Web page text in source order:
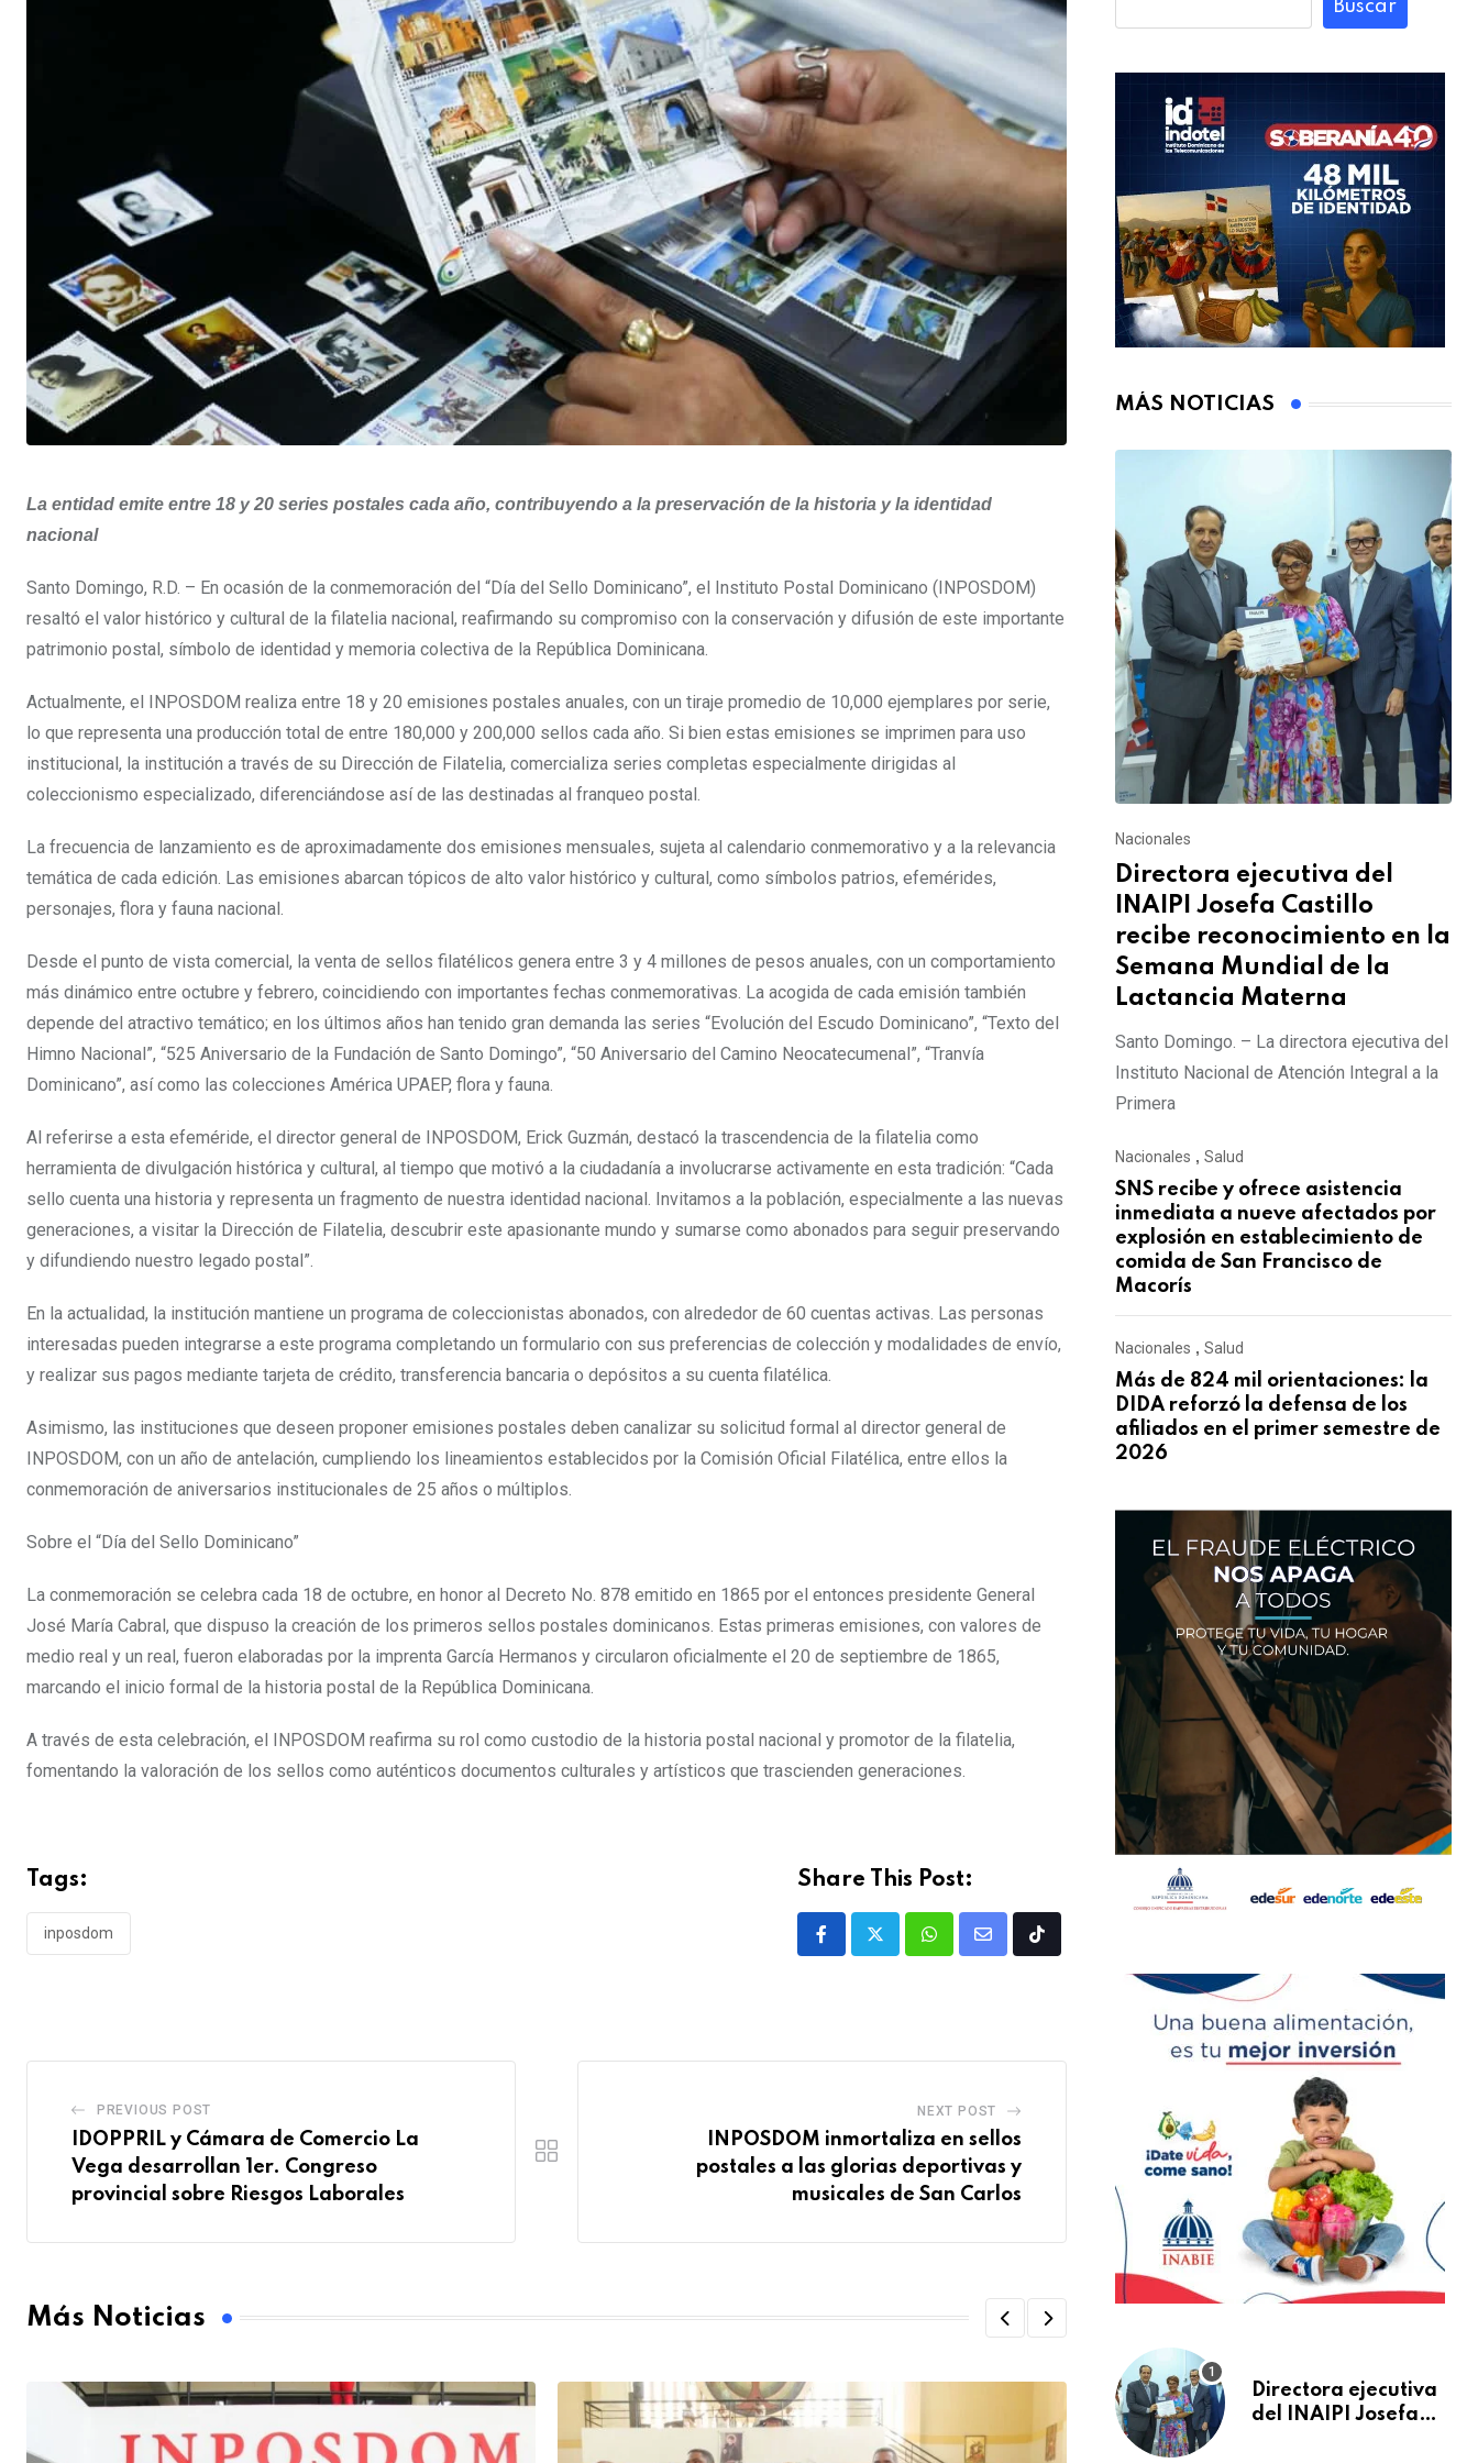
La entidad emite entre 18 y 20 series postales cada año, contribuyendo a la preservación de la historia y la identidad
nacional
Santo Domingo, R.D. – En ocasión de la conmemoración del “Día del Sello Dominicano”, el Instituto Postal Dominicano (INPOSDOM)
resaltó el valor histórico y cultural de la filatelia nacional, reafirmando su compromiso con la conservación y difusión de este importante
patrimonio postal, símbolo de identidad y memoria colectiva de la República Dominicana.
Actualmente, el INPOSDOM realiza entre 18 y 20 emisiones postales anuales, con un tiraje promedio de 10,000 ejemplares por serie,
lo que representa una producción total de entre 180,000 y 200,000 sellos cada año. Si bien estas emisiones se imprimen para uso
institucional, la institución a través de su Dirección de Filatelia, comercializa series completas especialmente dirigidas al
coleccionismo especializado, diferenciándose así de las destinadas al franqueo postal.
La frecuencia de lanzamiento es de aproximadamente dos emisiones mensuales, sujeta al calendario conmemorativo y a la relevancia
temática de cada edición. Las emisiones abarcan tópicos de alto valor histórico y cultural, como símbolos patrios, efemérides,
personajes, flora y fauna nacional.
Desde el punto de vista comercial, la venta de sellos filatélicos genera entre 3 y 4 millones de pesos anuales, con un comportamiento
más dinámico entre octubre y febrero, coincidiendo con importantes fechas conmemorativas. La acogida de cada emisión también
depende del atractivo temático; en los últimos años han tenido gran demanda las series “Evolución del Escudo Dominicano”, “Texto del
Himno Nacional”, “525 Aniversario de la Fundación de Santo Domingo”, “50 Aniversario del Camino Neocatecumenal”, “Tranvía
Dominicano”, así como las colecciones América UPAEP, flora y fauna.
Al referirse a esta efeméride, el director general de INPOSDOM, Erick Guzmán, destacó la trascendencia de la filatelia como
herramienta de divulgación histórica y cultural, al tiempo que motivó a la ciudadanía a involucrarse activamente en esta tradición: “Cada
sello cuenta una historia y representa un fragmento de nuestra identidad nacional. Invitamos a la población, especialmente a las nuevas
generaciones, a visitar la Dirección de Filatelia, descubrir este apasionante mundo y sumarse como abonados para seguir preservando
y difundiendo nuestro legado postal”.
En la actualidad, la institución mantiene un programa de coleccionistas abonados, con alrededor de 60 cuentas activas. Las personas
interesadas pueden integrarse a este programa completando un formulario con sus preferencias de colección y modalidades de envío,
y realizar sus pagos mediante tarjeta de crédito, transferencia bancaria o depósitos a su cuenta filatélica.
Asimismo, las instituciones que deseen proponer emisiones postales deben canalizar su solicitud formal al director general de
INPOSDOM, con un año de antelación, cumpliendo los lineamientos establecidos por la Comisión Oficial Filatélica, entre ellos la
conmemoración de aniversarios institucionales de 25 años o múltiplos.
Sobre el “Día del Sello Dominicano”
La conmemoración se celebra cada 18 de octubre, en honor al Decreto No. 878 emitido en 1865 por el entonces presidente General
José María Cabral, que dispuso la creación de los primeros sellos postales dominicanos. Estas primeras emisiones, con valores de
medio real y un real, fueron elaboradas por la imprenta García Hermanos y circularon oficialmente el 20 de septiembre de 1865,
marcando el inicio formal de la historia postal de la República Dominicana.
A través de esta celebración, el INPOSDOM reafirma su rol como custodio de la historia postal nacional y promotor de la filatelia,
fomentando la valoración de los sellos como auténticos documentos culturales y artísticos que trascienden generaciones.
Tags:
inposdom
Share This Post:
PREVIOUS POST
IDOPPRIL y Cámara de Comercio La
Vega desarrollan 1er. Congreso
provincial sobre Riesgos Laborales⁣
NEXT POST
INPOSDOM inmortaliza en sellos
postales a las glorias deportivas y
musicales de San Carlos
Más Noticias
Buscar
MÁS NOTICIAS
Nacionales
Directora ejecutiva del
INAIPI Josefa Castillo
recibe reconocimiento en la
Semana Mundial de la
Lactancia Materna
Santo Domingo. – La directora ejecutiva del
Instituto Nacional de Atención Integral a la
Primera
Nacionales , Salud
SNS recibe y ofrece asistencia
inmediata a nueve afectados por
explosión en establecimiento de
comida de San Francisco de
Macorís
Nacionales , Salud
Más de 824 mil orientaciones: la
DIDA reforzó la defensa de los
afiliados en el primer semestre de
2026
Directora ejecutiva
del INAIPI Josefa